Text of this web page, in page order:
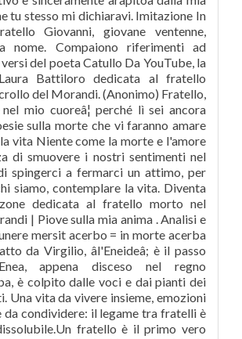
tu stesso mi dichiaravi. Imitazione In
Giovanni, giovane ventenne,
nome. Compaiono riferimenti ad
del poeta Catullo Da YouTube, la
Battiloro dedicata al fratello
del Morandi. (Anonimo) Fratello,
mio cuoreâ¦ perché lì sei ancora
sulla morte che vi faranno amare
vita Niente come la morte e l'amore
di smuovere i nostri sentimenti nel
spingerci a fermarci un attimo, per
siamo, contemplare la vita. Diventa
dedicata al fratello morto nel
| Piove sulla mia anima . Analisi e
mersit acerbo = in morte acerba
da Virgilio, âl'Eneideâ; è il passo
appena disceso nel regno
è colpito dalle voci e dai pianti dei
Una vita da vivere insieme, emozioni
da condividere: il legame tra fratelli è
fratello è il primo vero